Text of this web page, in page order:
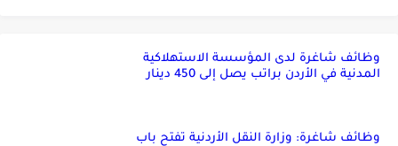
وظائف شاغرة لدى المؤسسة الاستهلاكية
المدنية في الأردن براتب يصل إلى 450 دينار
وظائف شاغرة: وزارة النقل الأردنية تفتح باب